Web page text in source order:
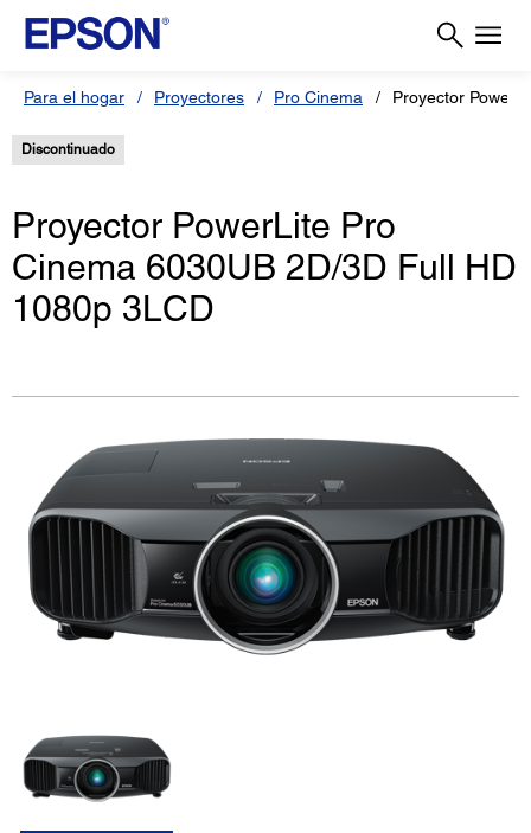
Para el hogar Proyectores Pro Cinema Proyector
Discontinuado
Proyector PowerLite Pro
Cinema 6030UB 2D/3D Full HD
1080p 3LCD